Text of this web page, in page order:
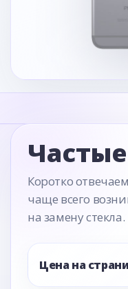
Коротко
чаще всего
на замену стекла.
Цена на